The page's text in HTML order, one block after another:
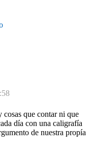
que contar ni que
día con una caligrafía
de nuestra propía